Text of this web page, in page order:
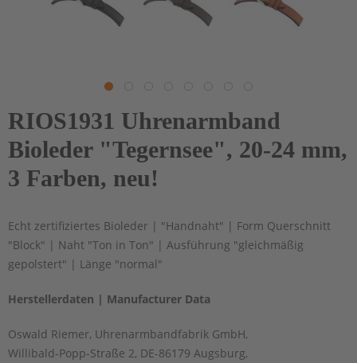
RIOS1931 Uhrenarmband
Bioleder "Tegernsee", 20-24 mm,
3 Farben, neu!
Echt zertifiziertes Bioleder | "Handnaht" | Form Querschnitt
"Block" | Naht "Ton in Ton" | Ausführung "gleichmäßig
gepolstert" | Länge "normal"
Herstellerdaten | Manufacturer Data
Oswald Riemer, Uhrenarmbandfabrik GmbH,
Willibald-Popp-Straße 2, DE-86179 Augsburg,